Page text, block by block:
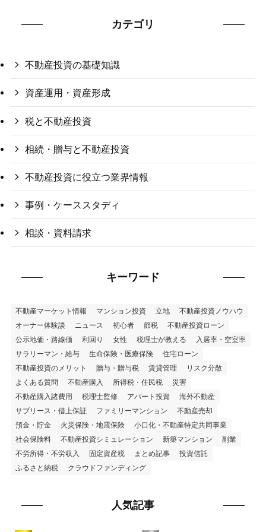
カテゴリ
不動産投資の基礎知識
資産運用・資産形成
税と不動産投資
相続・贈与と不動産投資
不動産投資に役立つ業界情報
事例・ケーススタディ
相談・資料請求
キーワード
不動産マーケット情報 マンション投資 立地
不動産投資ノウハウ
オーナー体験談
ニュース 初心者 節税
不動産投資ローン
公示地価・路線価
利回り 女性 税理士が教える
入居率・空室率
サラリーマン・給与
生命保険・医療保険
住宅ローン
不動産投資のメリット
贈与・贈与税 賃貸管理
リスク分散
よくある質問
不動産購入 所得税・住民税
災害
不動産購入諸費用
税理士監修 アパート投資
海外不動産
サブリース・借上保証
ファミリーマンション
不動産売却
預金・貯金
火災保険・地震保険
小口化・不動産特定共同事業
社会保険料
不動産投資シミュレーション 新築マンション
副業
不労所得・不労収入
固定資産税 まとめ記事
投資信託
ふるさと納税
クラウドファンディング
人気記事